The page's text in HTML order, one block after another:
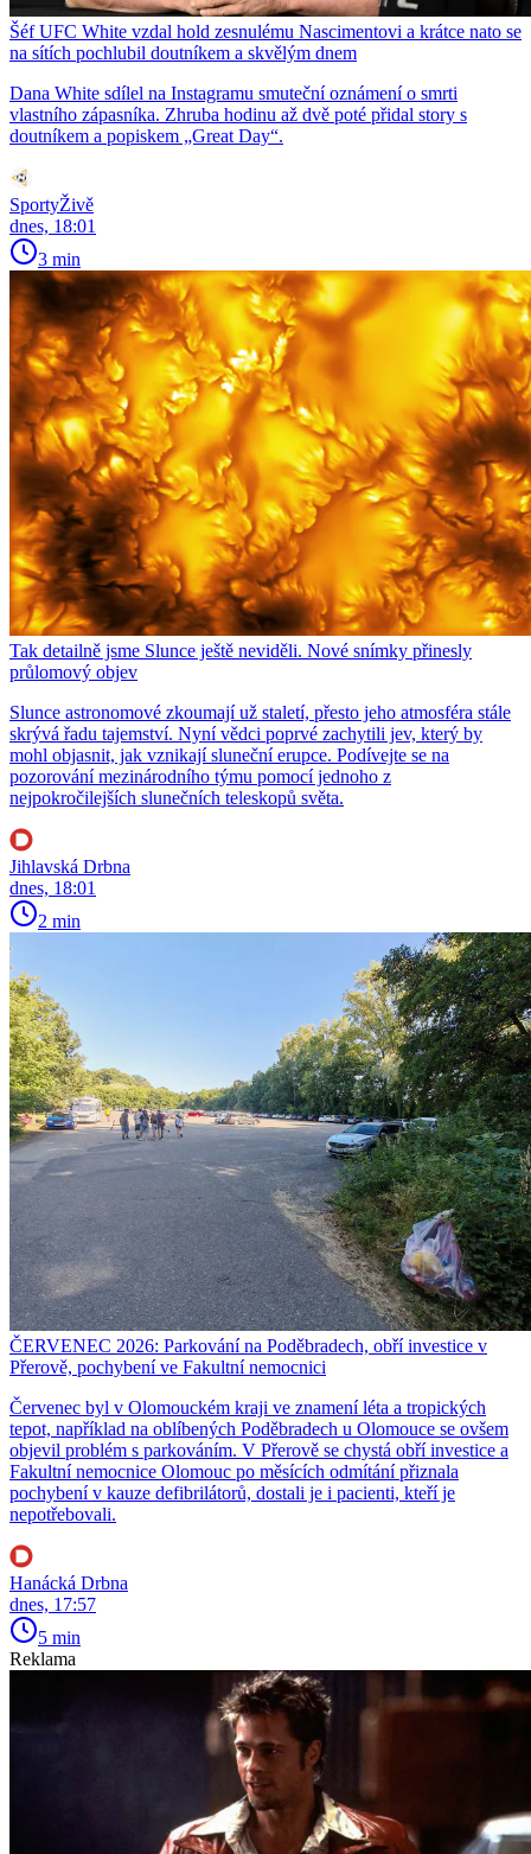
Šéf UFC White vzdal hold zesnulému Nascimentovi a krátce nato se
na sítích pochlubil doutníkem a skvělým dnem
Dana White sdílel na Instagramu smuteční oznámení o smrti
vlastního zápasníka. Zhruba hodinu až dvě poté přidal story s
doutníkem a popiskem „Great Day“.
SportyŽivě
dnes, 18:01
3 min
Tak detailně jsme Slunce ještě neviděli. Nové snímky přinesly
průlomový objev
Slunce astronomové zkoumají už staletí, přesto jeho atmosféra stále
skrývá řadu tajemství. Nyní vědci poprvé zachytili jev, který by
mohl objasnit, jak vznikají sluneční erupce. Podívejte se na
pozorování mezinárodního týmu pomocí jednoho z
nejpokročilejších slunečních teleskopů světa.
Jihlavská Drbna
dnes, 18:01
2 min
ČERVENEC 2026: Parkování na Poděbradech, obří investice v
Přerově, pochybení ve Fakultní nemocnici
Červenec byl v Olomouckém kraji ve znamení léta a tropických
tepot, například na oblíbených Poděbradech u Olomouce se ovšem
objevil problém s parkováním. V Přerově se chystá obří investice a
Fakultní nemocnice Olomouc po měsících odmítání přiznala
pochybení v kauze defibrilátorů, dostali je i pacienti, kteří je
nepotřebovali.
Hanácká Drbna
dnes, 17:57
5 min
Reklama